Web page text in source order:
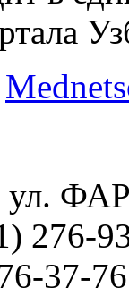
ул.
276-
37-76